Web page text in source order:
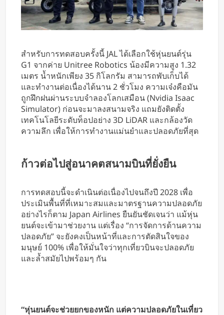
สำหรับการทดสอบครั้งนี้ JAL ได้เลือกใช้หุ่นยนต์รุ่น
G1 จากค่าย Unitree Robotics น้องมีความสูง 1.32
เมตร น้ำหนักเพียง 35 กิโลกรัม สามารถพับเก็บได้
และทำงานต่อเนื่องได้นาน 2 ชั่วโมง ความเจ๋งคือมัน
ถูกฝึกฝนผ่านระบบจำลองโลกเสมือน (Nvidia Isaac
Simulator) ก่อนจะมาลงสนามจริง แถมยังติดตั้ง
เทคโนโลยีระดับท็อปอย่าง 3D LiDAR และกล้องวัด
ความลึก เพื่อให้การทำงานแม่นยำและปลอดภัยที่สุด
ก้าวต่อไปสู่อนาคตสนามบินที่ยั่งยืน
การทดสอบนี้จะดำเนินต่อเนื่องไปจนถึงปี 2028 เพื่อ
ประเมินพื้นที่ที่เหมาะสมและมาตรฐานความปลอดภัย
อย่างไรก็ตาม Japan Airlines ยืนยันชัดเจนว่า แม้หุ่น
ยนต์จะเข้ามาช่วยงาน แต่เรื่อง “การจัดการด้านความ
ปลอดภัย” จะยังคงเป็นหน้าที่และการตัดสินใจของ
มนุษย์ 100% เพื่อให้มั่นใจว่าทุกเที่ยวบินจะปลอดภัย
และล้ำสมัยไปพร้อมๆ กัน
“หุ่นยนต์จะช่วยยกของหนัก แต่ความปลอดภัยในเที่ยว